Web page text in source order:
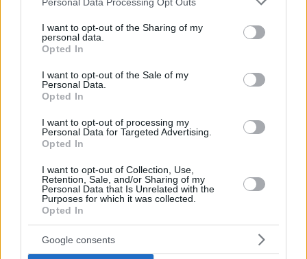
not limited to your visit or usage behaviour. You may click to
grant or deny consent to Google and its third-party tags to
use your data for below specified purposes in below Google
consent section.
I want to opt-out of the Sharing of my
personal data.
Opted In
I want to opt-out of the Sale of my
Personal Data.
Opted In
I want to opt-out of processing my
Personal Data for Targeted Advertising.
Opted In
I want to opt-out of Collection, Use,
Retention, Sale, and/or Sharing of my
Personal Data that Is Unrelated with the
Purposes for which it was collected.
Opted In
Google consents
Νέες πληροφορίες για το spin-off της διάσημης σειράς
«Suits»
Η προβολή της original σειράς στο Netflix έχει
σημειώσει μεγάλη επιτυχία
02.12.2023, 18:30